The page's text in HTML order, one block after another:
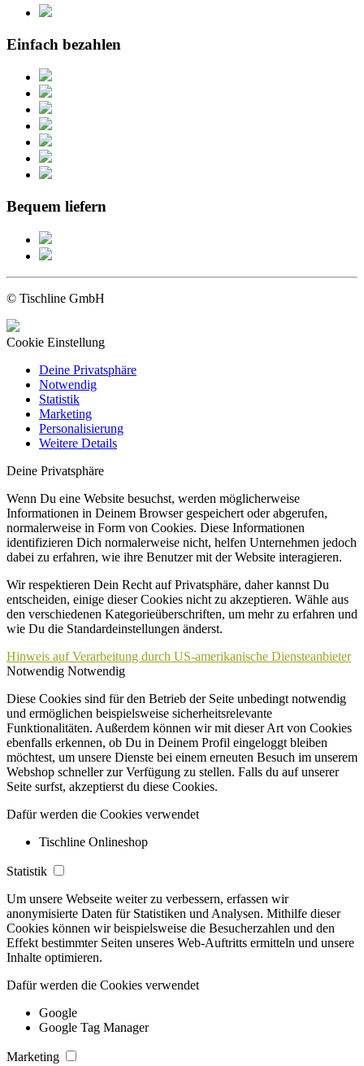
Einfach bezahlen
Bequem liefern
© Tischline GmbH
Cookie Einstellung
Deine Privatsphäre
Notwendig
Statistik
Marketing
Personalisierung
Weitere Details
Deine Privatsphäre
Wenn Du eine Website besuchst, werden möglicherweise
Informationen in Deinem Browser gespeichert oder abgerufen,
normalerweise in Form von Cookies. Diese Informationen
identifizieren Dich normalerweise nicht, helfen Unternehmen jedoch
dabei zu erfahren, wie ihre Benutzer mit der Website interagieren.
Wir respektieren Dein Recht auf Privatsphäre, daher kannst Du
entscheiden, einige dieser Cookies nicht zu akzeptieren. Wähle aus
den verschiedenen Kategorieüberschriften, um mehr zu erfahren und
wie Du die Standardeinstellungen änderst.
Hinweis auf Verarbeitung durch US-amerikanische Diensteanbieter
Notwendig Notwendig
Diese Cookies sind für den Betrieb der Seite unbedingt notwendig
und ermöglichen beispielsweise sicherheitsrelevante
Funktionalitäten. Außerdem können wir mit dieser Art von Cookies
ebenfalls erkennen, ob Du in Deinem Profil eingeloggt bleiben
möchtest, um unsere Dienste bei einem erneuten Besuch im unserem
Webshop schneller zur Verfügung zu stellen. Falls du auf unserer
Seite surfst, akzeptierst du diese Cookies.
Dafür werden die Cookies verwendet
Tischline Onlineshop
Statistik
Um unsere Webseite weiter zu verbessern, erfassen wir
anonymisierte Daten für Statistiken und Analysen. Mithilfe dieser
Cookies können wir beispielsweise die Besucherzahlen und den
Effekt bestimmter Seiten unseres Web-Auftritts ermitteln und unsere
Inhalte optimieren.
Dafür werden die Cookies verwendet
Google
Google Tag Manager
Marketing